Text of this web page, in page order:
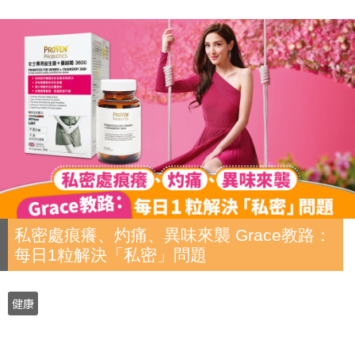
私密處痕癢、灼痛、異味來襲 Grace教路：
每日1粒解決「私密」問題
健康